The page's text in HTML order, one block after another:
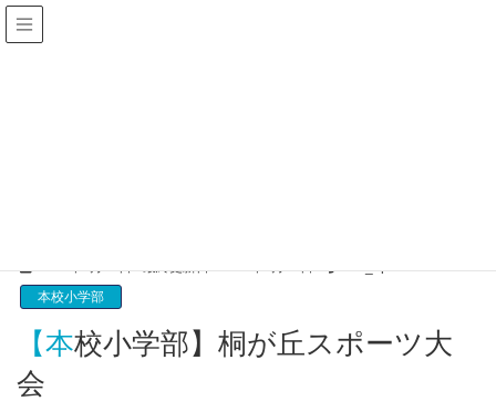
2025年6月30日 / 最終更新日 :2025年6月30日
kiri_hp
本校小学部
【本校小学部】桐が丘スポーツ大
会